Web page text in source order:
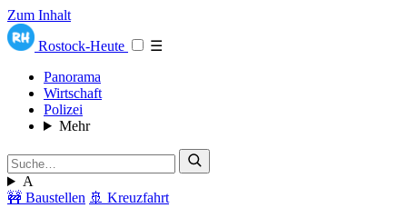
Zum Inhalt
Rostock-Heute
☰
Panorama
Wirtschaft
Polizei
Mehr
A
🚧 Baustellen 🚢 Kreuzfahrt